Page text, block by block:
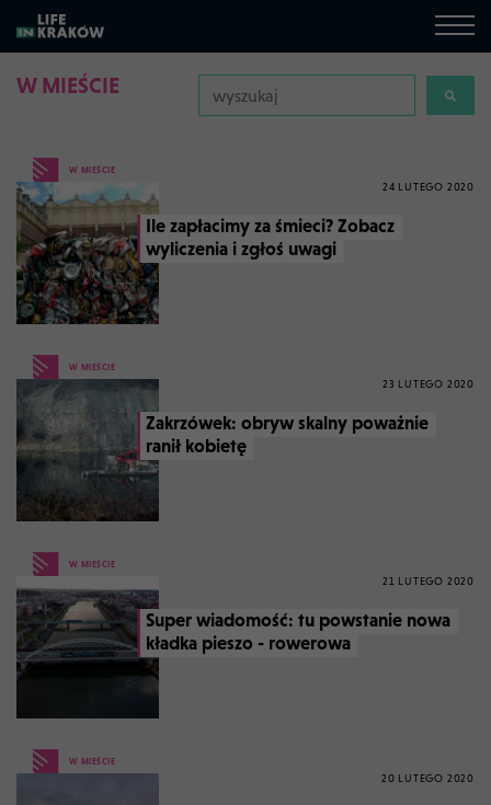
W MIEŚCIE
W MIEŚCIE
24 LUTEGO 2020
Ile zapłacimy za śmieci? Zobacz
wyliczenia i zgłoś uwagi
W MIEŚCIE
23 LUTEGO 2020
Zakrzówek: obryw skalny poważnie
ranił kobietę
W MIEŚCIE
21 LUTEGO 2020
Super wiadomość: tu powstanie nowa
kładka pieszo - rowerowa
W MIEŚCIE
20 LUTEGO 2020